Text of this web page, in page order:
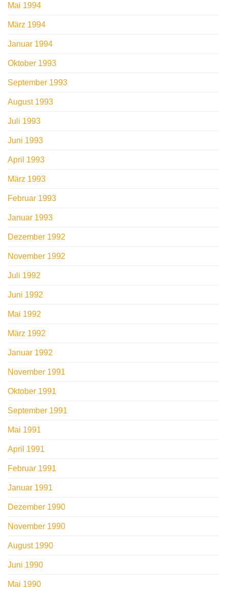
Mai 1994
März 1994
Januar 1994
Oktober 1993
September 1993
August 1993
Juli 1993
Juni 1993
April 1993
März 1993
Februar 1993
Januar 1993
Dezember 1992
November 1992
Juli 1992
Juni 1992
Mai 1992
März 1992
Januar 1992
November 1991
Oktober 1991
September 1991
Mai 1991
April 1991
Februar 1991
Januar 1991
Dezember 1990
November 1990
August 1990
Juni 1990
Mai 1990